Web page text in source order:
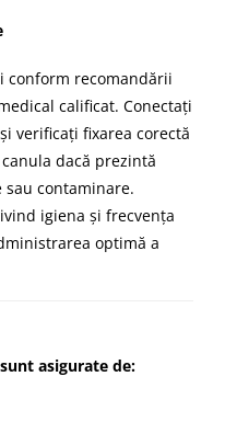
conform recomandării
calificat. Conectați
verificați fixarea corectă
dacă prezintă
contaminare.
igiena și frecvența
optimă a
asigurate de: